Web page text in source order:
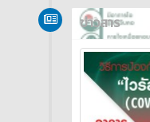
ข่าวสาร